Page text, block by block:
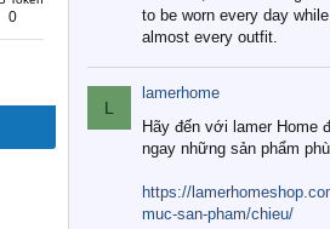
0
to be worn every day
almost every outfit.
L
lamerhome
Hãy đến với lamer Home
ngay những sản phẩm
https://
muc-san-pham/chieu/